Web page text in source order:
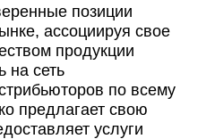
позиции
ассоциируя свое
продукции
на сеть
по всему
предлагает свою
услуги